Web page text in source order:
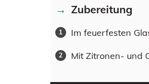
Zubereitung
Im feuerfesten
Mit Zitronen- und